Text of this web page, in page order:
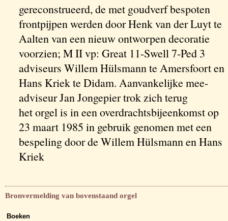
gereconstrueerd, de met goudverf bespoten
frontpijpen werden door Henk van der Luyt te
Aalten van een nieuw ontworpen decoratie
voorzien; M II vp: Great 11-Swell 7-Ped 3
adviseurs Willem Hülsmann te Amersfoort en
Hans Kriek te Didam. Aanvankelijke mee-
adviseur Jan Jongepier trok zich terug
het orgel is in een overdrachtsbijeenkomst op
23 maart 1985 in gebruik genomen met een
bespeling door de Willem Hülsmann en Hans
Kriek
Bronvermelding van bovenstaand orgel
Boeken